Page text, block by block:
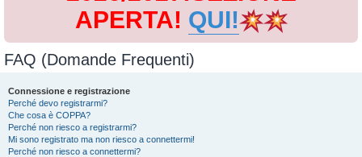
APERTA! QUI!
FAQ (Domande Frequenti)
Connessione e registrazione
Perché devo registrarmi?
Che cosa è COPPA?
Perché non riesco a registrarmi?
Mi sono registrato ma non riesco a connettermi!
Perché non riesco a connettermi?